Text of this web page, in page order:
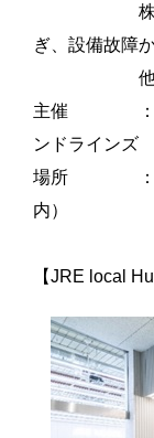
株式会社
ぎ、設備故障
主催 ：JR東
ンドラインズ
場所 ：JRE
内）
【JRE local